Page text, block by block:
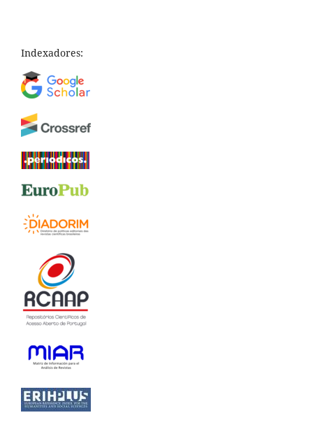
Indexadores: